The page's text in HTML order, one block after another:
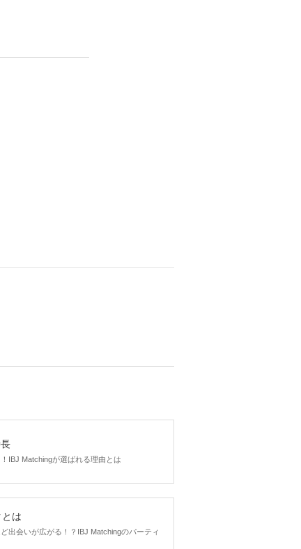
席！
IBJ Matchingが選ばれる理由とは
は
ど出会いが広がる！？IBJ Matchingのパーティ